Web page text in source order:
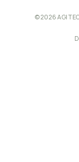
© 2026 AGI